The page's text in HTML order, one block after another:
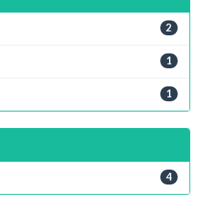
2
1
1
4